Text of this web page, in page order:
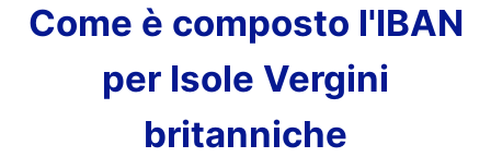
Come è composto l'IBAN
per Isole Vergini
britanniche